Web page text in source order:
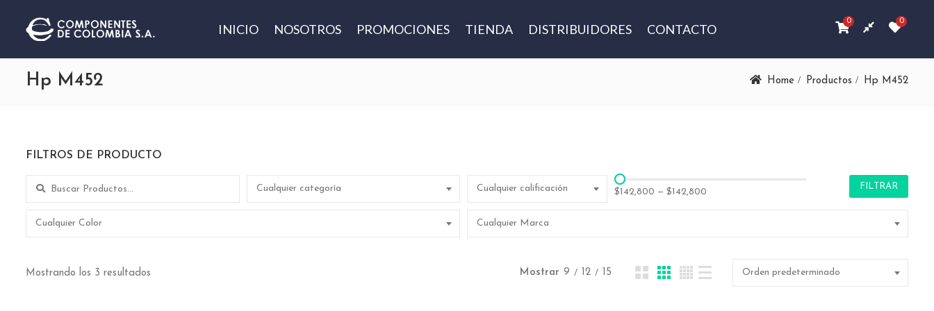
INICIO NOSOTROS PROMOCIONES TIENDA DISTRIBUIDORES CONTACTO
0 0
Hp M452 Home Productos Hp M452
FILTROS DE PRODUCTO
Search for:
Cualquier categoría Cualquier calificación $142,800 — $142,800
FILTRAR
Cualquier Color Cualquier Marca
Mostrando los 3 resultados Mostrar 9 12 15 Orden predeterminado